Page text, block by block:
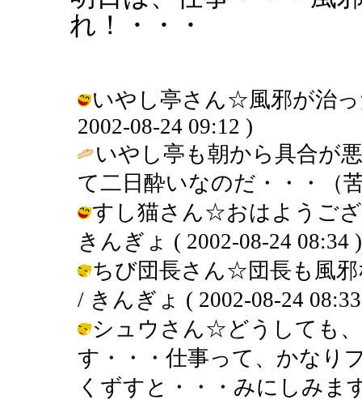
れ！・・・
いやし亭さん☆風邪が治
2002-08-24 09:12 )
いやし亭も朝から具合が
て二日酔いなのだ・・・（
すし猫さん☆おはようご
きんぎょ ( 2002-08-24 08:34 )
ちび団長さん☆団長も風
/ きんぎょ ( 2002-08-24
シュウさん☆どうしても
す・・・仕事って、かなり
くずすと・・・みにしみま